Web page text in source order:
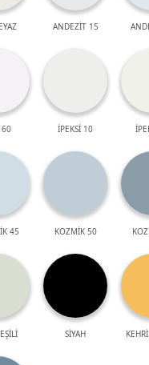
ANDEZİT 15
60 İPEKSİ 10
45 KOZMİK 50
SİYAH